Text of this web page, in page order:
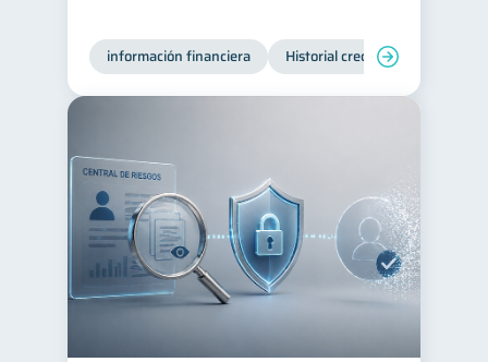
información financiera Historial crediticio